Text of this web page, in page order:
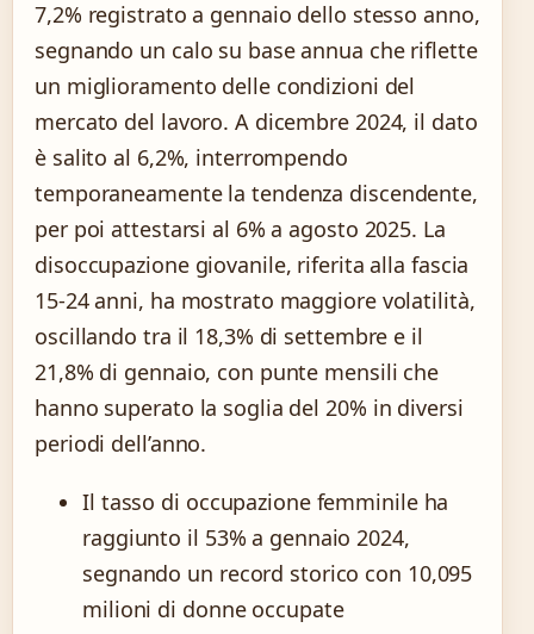
7,2% registrato a gennaio dello stesso anno,
segnando un calo su base annua che riflette
un miglioramento delle condizioni del
mercato del lavoro. A dicembre 2024, il dato
è salito al 6,2%, interrompendo
temporaneamente la tendenza discendente,
per poi attestarsi al 6% a agosto 2025. La
disoccupazione giovanile, riferita alla fascia
15-24 anni, ha mostrato maggiore volatilità,
oscillando tra il 18,3% di settembre e il
21,8% di gennaio, con punte mensili che
hanno superato la soglia del 20% in diversi
periodi dell’anno.
Il tasso di occupazione femminile ha
raggiunto il 53% a gennaio 2024,
segnando un record storico con 10,095
milioni di donne occupate